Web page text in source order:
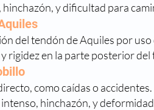
y dificultad para
del tendón de Aquiles por uso
rigidez en la parte posterior del
como caídas o accidentes.
hinchazón, y